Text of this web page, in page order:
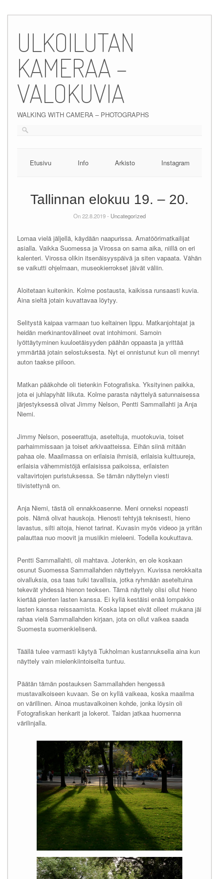
content
ULKOILUTAN
KAMERAA –
VALOKUVIA
WALKING WITH CAMERA – PHOTOGRAPHS
Etusivu Info Arkisto Instagram
Tallinnan elokuu 19. – 20.
On 22.8.2019 - Uncategorized
Lomaa vielä jäljellä, käydään naapurissa. Amatöörimatkailijat
asialla. Vaikka Suomessa ja Virossa on sama aika, niillä on eri
kalenteri. Virossa olikin itsenäisyyspäivä ja siten vapaata. Vähän
se vaikutti ohjelmaan, museokierrokset jäivät väliin.
Aloitetaan kuitenkin. Kolme postausta, kaikissa runsaasti kuvia.
Aina sieltä jotain kuvattavaa löytyy.
Selitystä kaipaa varmaan tuo keltainen lippu. Matkanjohtajat ja
heidän merkinantovälineet ovat intohimoni. Samoin
lyöttäytyminen kuuloetäisyyden päähän oppaasta ja yrittää
ymmärtää jotain selostuksesta. Nyt ei onnistunut kun oli mennyt
auton taakse piiloon.
Matkan pääkohde oli tietenkin Fotografiska. Yksityinen paikka,
jota ei juhlapyhät liikuta. Kolme parasta näyttelyä satunnaisessa
järjestyksessä olivat Jimmy Nelson, Pentti Sammallahti ja Anja
Niemi.
Jimmy Nelson, poseerattuja, aseteltuja, muotokuvia, toiset
parhaimmissaan ja toiset arkivaatteissa. Eihän siinä mitään
pahaa ole. Maailmassa on erilaisia ihmisiä, erilaisia kulttuureja,
erilaisia vähemmistöjä erilaisissa paikoissa, erilaisten
valtavirtojen puristuksessa. Se tämän näyttelyn viesti
tiivistettynä on.
Anja Niemi, tästä oli ennakkoasenne. Meni onneksi nopeasti
pois. Nämä olivat hauskoja. Hienosti tehtyjä teknisesti, hieno
lavastus, silti aitoja, hienot tarinat. Kuvasin myös videoo ja yritän
palauttaa nuo moovit ja musiikin mieleeni. Todella koukuttava.
Pentti Sammallahti, oli mahtava. Jotenkin, en ole koskaan
osunut Suomessa Sammallahden näyttelyyn. Kuvissa nerokkaita
oivalluksia, osa taas tuiki tavallisia, jotka ryhmään aseteltuina
tekevät yhdessä hienon teoksen. Tämä näyttely olisi ollut hieno
kiertää pienten lasten kanssa. Ei kyllä kestäisi enää lompakko
lasten kanssa reissaamista. Koska lapset eivät olleet mukana jäi
rahaa vielä Sammallahden kirjaan, jota on ollut vaikea saada
Suomesta suomenkielisenä.
Täällä tulee varmasti käytyä Tukholman kustannuksella aina kun
näyttely vain mielenkiintoiselta tuntuu.
Päätän tämän postauksen Sammallahden hengessä
mustavalkoiseen kuvaan. Se on kyllä vaikeaa, koska maailma
on värillinen. Ainoa mustavalkoinen kohde, jonka löysin oli
Fotografiskan henkarit ja lokerot. Taidan jatkaa huomenna
värilinjalla.